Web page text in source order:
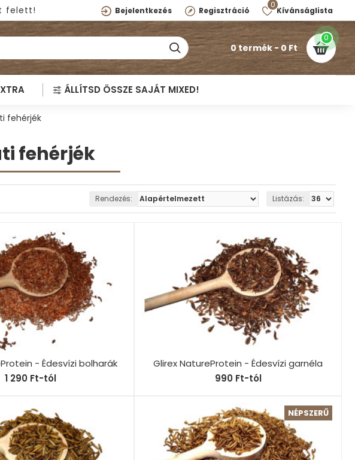
felett! Bejelentkezés Regisztráció Kívánságlista
0
0 termék - 0 Ft
0
ÁLLÍTSD ÖSSZE SAJÁT MIXED!
fehérjék
fehérjék
Rendezés: Listázás:
- Édesvízi bolharák
1 290 Ft-tól
Glirex NatureProtein - Édesvízi garnéla
990 Ft-tól
NÉPSZERŰ